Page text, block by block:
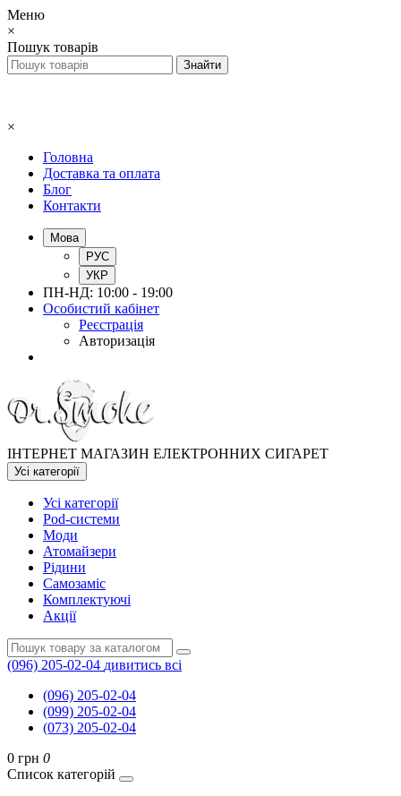
Меню
×
Пошук товарів
×
Головна
Доставка та оплата
Блог
Контакти
Мова
РУС
УКР
ПН-НД: 10:00 - 19:00
Особистий кабінет
Реєстрація
Авторизація
ІНТЕРНЕТ МАГАЗИН ЕЛЕКТРОННИХ СИГАРЕТ
Усі категорії
Усі категорії
Pod-системи
Моди
Атомайзери
Рідини
Самозаміс
Комплектуючі
Акції
(096) 205-02-04 дивитись всі
(096) 205-02-04
(099) 205-02-04
(073) 205-02-04
0 грн 0
Список категорій